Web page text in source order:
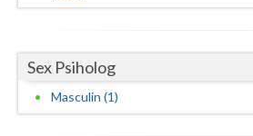
Sex Psiholog
Masculin (1)